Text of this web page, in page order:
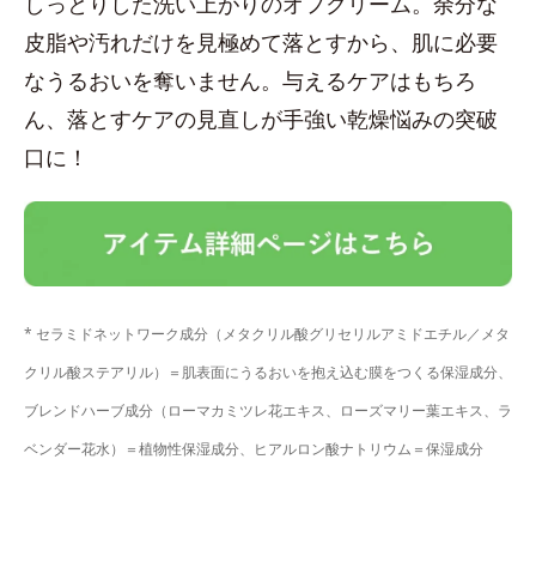
皮脂や汚れだけを見極めて落とすから、肌に必要
なうるおいを奪いません。与えるケアはもちろ
ん、落とすケアの見直しが手強い乾燥悩みの突破
口に！
* セラミドネットワーク成分（メタクリル酸グリセリルアミドエチル／メタ
クリル酸ステアリル）＝肌表面にうるおいを抱え込む膜をつくる保湿成分、
ブレンドハーブ成分（ローマカミツレ花エキス、ローズマリー葉エキス、ラ
ベンダー花水）＝植物性保湿成分、ヒアルロン酸ナトリウム＝保湿成分